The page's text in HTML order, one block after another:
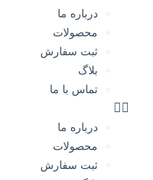
درباره ما
محصولات
ثبت سفارش
بلاگ
تماس با ما
درباره ما
محصولات
ثبت سفارش